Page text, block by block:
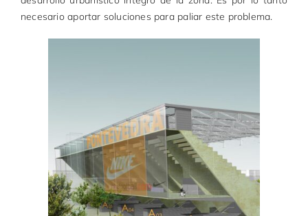
necesario aportar soluciones para paliar este problema.